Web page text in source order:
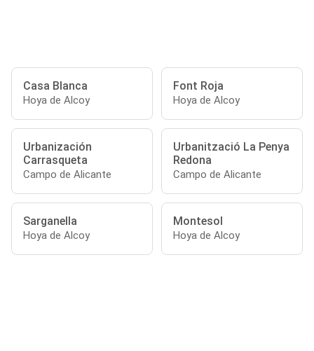
Casa Blanca
Hoya de Alcoy
Font Roja
Hoya de Alcoy
Urbanización
Carrasqueta
Campo de Alicante
Urbanització La Penya
Redona
Campo de Alicante
Sarganella
Hoya de Alcoy
Montesol
Hoya de Alcoy